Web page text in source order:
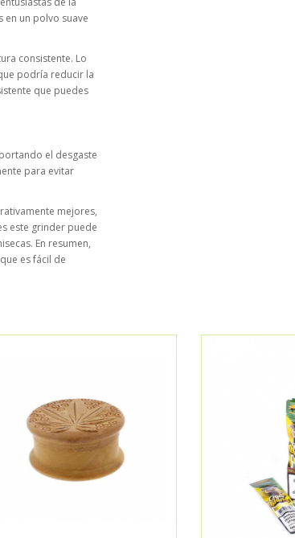
en un polvo suave
consistente. Lo
podría reducir la
que puedes
el desgaste
para evitar
mejores,
este grinder puede
En resumen,
es fácil de